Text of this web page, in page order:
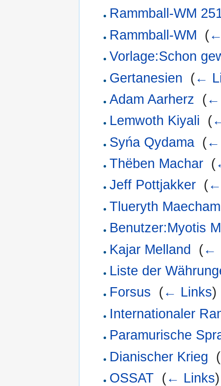
Rammball-WM
Rammball-WM (←
Vorlage:Schon
Gertanesien (←
Adam Aarherz (←
Lemwoth Kiyali (
Syńa Qydama‎ (←
Thëben Machar‎ (
Jeff Pottjakker‎ (←
Tlueryth Maecham
Benutzer:Myotis
Kajar Melland
(←
Liste der
Forsus (← Links)
Internationaler
Paramurische
Dianischer Krieg (
OSSAT (← Links)